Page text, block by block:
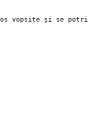
vopsite și se